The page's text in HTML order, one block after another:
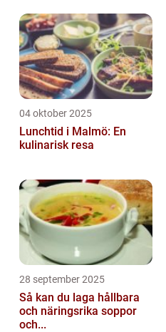
04 oktober 2025
Lunchtid i Malmö: En
kulinarisk resa
28 september 2025
Så kan du laga hållbara
och näringsrika soppor
och...